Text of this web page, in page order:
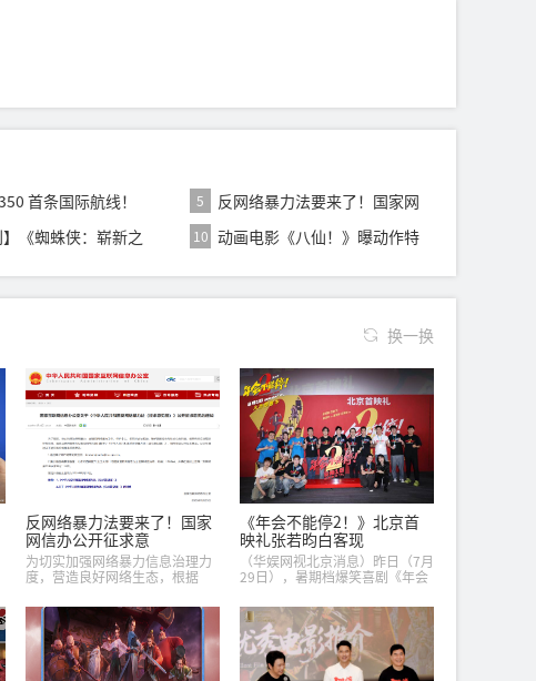
首条国际航线！ 5
反网络暴力法要来了！国家网
信办公开征求意
】《蜘蛛侠：崭新之
10 动画电影《八仙！》曝动作特
换一换
反网络暴力法要来了！国家
网信办公开征求意
为切实加强网络暴力信息治理力
度，营造良好网络生态，根据
《中华人民共和国个人信息保护
法》等法律、行政法规，国家互
联网信息办公室起草了《...
《年会不能停2！》北京首
映礼张若昀白客现
（华娱网视北京消息）昨日（7月
29日），暑期档爆笑喜剧《年会
京首映礼。导演董润年、总制片
人应萝佳，领衔主演张若昀、白
客，惊喜出演庄...